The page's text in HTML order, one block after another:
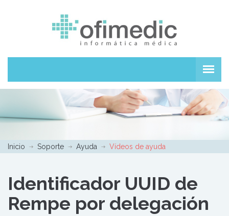
Inicio Soporte Ayuda Vídeos de ayuda
Identificador UUID de
Rempe por delegación